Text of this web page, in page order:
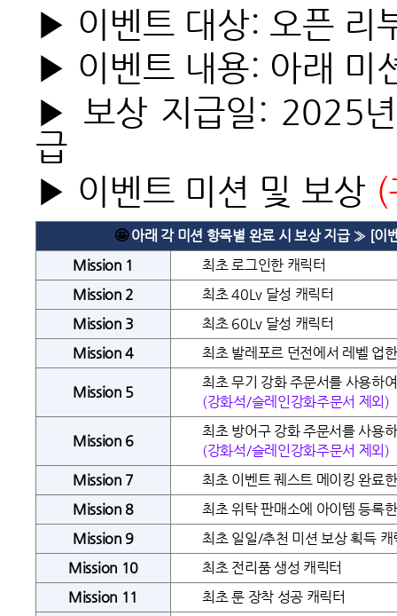
▶ 이벤트 대상: 오픈 리
▶ 이벤트 내용: 아래 미
▶ 보상 지급일: 2025
급
▶ 이벤트 미션 및 보상 (
🤩아래 각 미션 항목별 완료 시 보상 지급 » [이
Mission 1
최초 로그인한 캐릭터
Mission 2
최초 40Lv 달성 캐릭터
Mission 3
최초 60Lv 달성 캐릭터
Mission 4
최초 발레포르 던전에서 레벨 업
Mission 5
최초 무기 강화 주문서를 사용하
(강화석/슬레인강화주문서 제외)
Mission 6
최초 방어구 강화 주문서를 사용
(강화석/슬레인강화주문서 제외)
Mission 7
최초 이벤트 퀘스트 메이킹 완료
Mission 8
최초 위탁 판매소에 아이템 등록
Mission 9
최초 일일/추천 미션 보상 획득 캐
Mission 10
최초 전리품 생성 캐릭터
Mission 11
최초 룬 장착 성공 캐릭터